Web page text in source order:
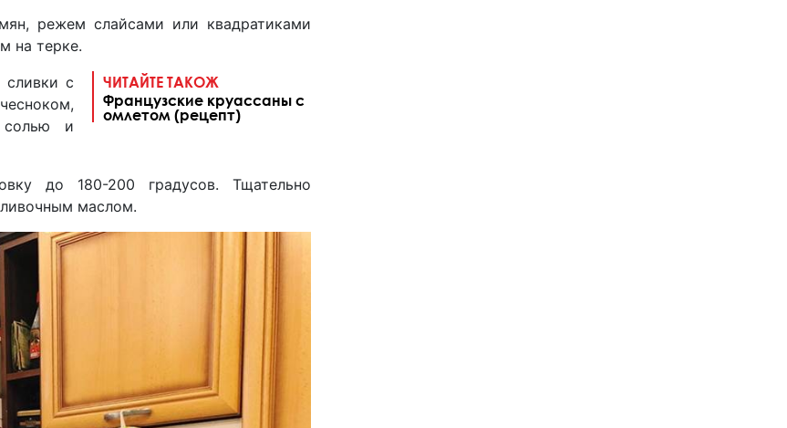
режем слайсами или квадратиками
на терке.
ЧИТАЙТЕ ТАКОЖ
Французские круассаны с
омлетом (рецепт)
с
солью и
до 180-200 градусов. Тщательно
маслом.